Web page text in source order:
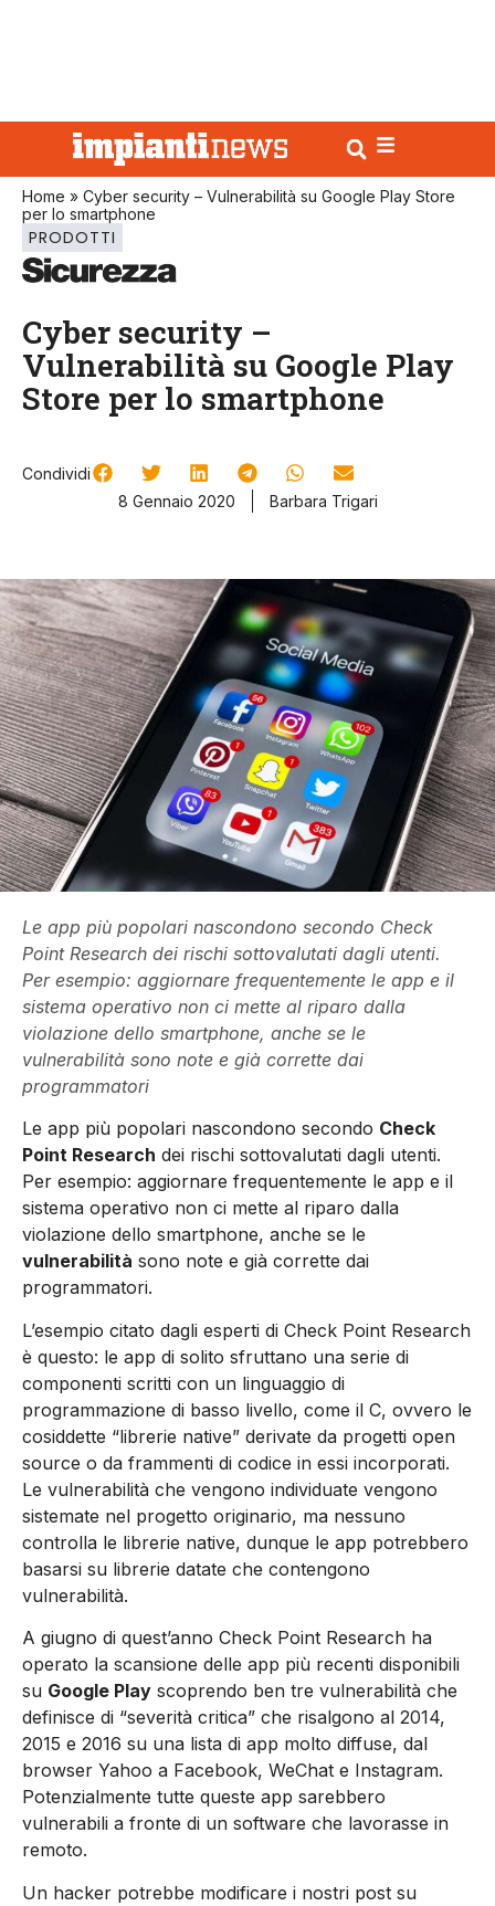
Home » Cyber security – Vulnerabilità su Google Play Store
per lo smartphone
PRODOTTI
Cyber security –
Vulnerabilità su Google Play
Store per lo smartphone
Condividi
8 Gennaio 2020
Barbara Trigari
Le app più popolari nascondono secondo Check
Point Research dei rischi sottovalutati dagli utenti.
Per esempio: aggiornare frequentemente le app e il
sistema operativo non ci mette al riparo dalla
violazione dello smartphone, anche se le
vulnerabilità sono note e già corrette dai
programmatori
Le app più popolari nascondono secondo Check
Point Research dei rischi sottovalutati dagli utenti.
Per esempio: aggiornare frequentemente le app e il
sistema operativo non ci mette al riparo dalla
violazione dello smartphone, anche se le
vulnerabilità sono note e già corrette dai
programmatori.
L’esempio citato dagli esperti di Check Point Research
è questo: le app di solito sfruttano una serie di
componenti scritti con un linguaggio di
programmazione di basso livello, come il C, ovvero le
cosiddette “librerie native” derivate da progetti open
source o da frammenti di codice in essi incorporati.
Le vulnerabilità che vengono individuate vengono
sistemate nel progetto originario, ma nessuno
controlla le librerie native, dunque le app potrebbero
basarsi su librerie datate che contengono
vulnerabilità.
A giugno di quest’anno Check Point Research ha
operato la scansione delle app più recenti disponibili
su Google Play scoprendo ben tre vulnerabilità che
definisce di “severità critica” che risalgono al 2014,
2015 e 2016 su una lista di app molto diffuse, dal
browser Yahoo a Facebook, WeChat e Instagram.
Potenzialmente tutte queste app sarebbero
vulnerabili a fronte di un software che lavorasse in
remoto.
Un hacker potrebbe modificare i nostri post su